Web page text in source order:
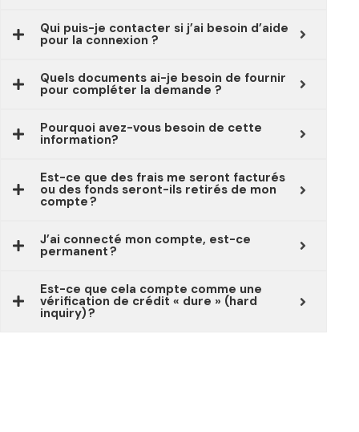
Qui puis-je contacter si j’ai besoin d’aide
pour la connexion ?
Quels documents ai-je besoin de fournir
pour compléter la demande ?
Pourquoi avez-vous besoin de cette
information?
Est-ce que des frais me seront facturés
ou des fonds seront-ils retirés de mon
compte ?
J’ai connecté mon compte, est-ce
permanent ?
Est-ce que cela compte comme une
vérification de crédit « dure » (hard
inquiry) ?